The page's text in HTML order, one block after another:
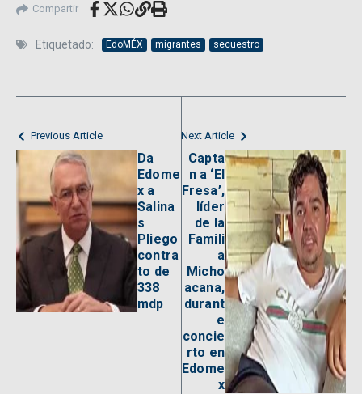
Compartir
Etiquetado: EdoMÉX migrantes secuestro
Previous Article
Da
Edome
x a
Salina
s
Pliego
contra
to de
338
mdp
Next Article
Capta
n a ‘El
Fresa’,
líder
de la
Famili
a
Micho
acana,
durant
e
concie
rto en
Edome
x